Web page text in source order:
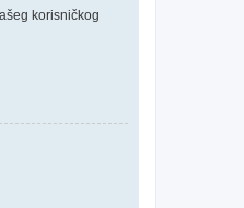
korisničkog